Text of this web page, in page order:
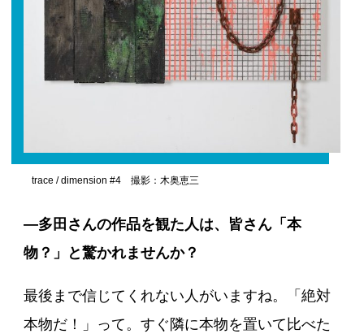
trace / dimension #4 撮影：木奥恵三
―多田さんの作品を観た人は、皆さん「本
物？」と驚かれませんか？
最後まで信じてくれない人がいますね。「絶対
本物だ！」って。すぐ隣に本物を置いて比べた